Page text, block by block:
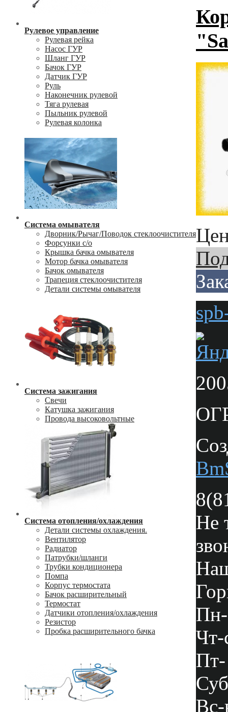
Рулевое управление
Рулевая рейка
Насос ГУР
Шланг ГУР
Бачок ГУР
Датчик ГУР
Руль
Наконечник рулевой
Тяга рулевая
Пыльник рулевой
Рулевая колонка
Система омывателя
Дворник/Рычаг/Поводок стеклоочистителя
Форсунки с/о
Крышка бачка омывателя
Мотор бачка омывателя
Бачок омывателя
Трапеция стеклоочистителя
Детали системы омывателя
Система зажигания
Свечи
Катушка зажигания
Провода высоковольтные
Система отопления/охлаждения
Детали системы охлаждения.
Вентилятор
Радиатор
Патрубки/шланги
Трубки кондиционера
Помпа
Корпус термостата
Бачок расширительный
Термостат
Датчики отопления/охлаждения
Резистор
Пробка расширительного бачка
Не
Пн-
Чт-
Пт-